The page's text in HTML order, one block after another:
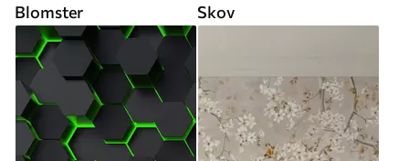
Blomster Skov